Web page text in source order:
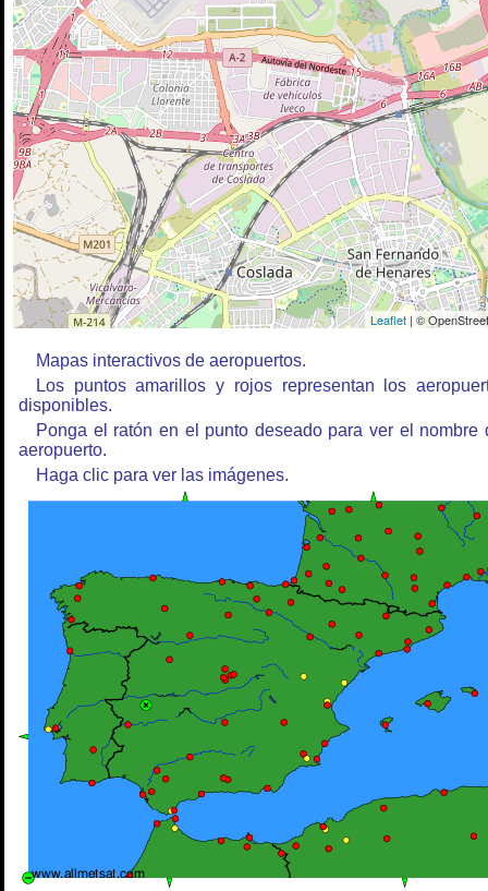
Leaflet | ©
Mapas interactivos de aeropuertos.
Los puntos amarillos y rojos representan los
disponibles.
Ponga el ratón en el punto deseado para ver el nombre
aeropuerto.
Haga clic para ver las imágenes.